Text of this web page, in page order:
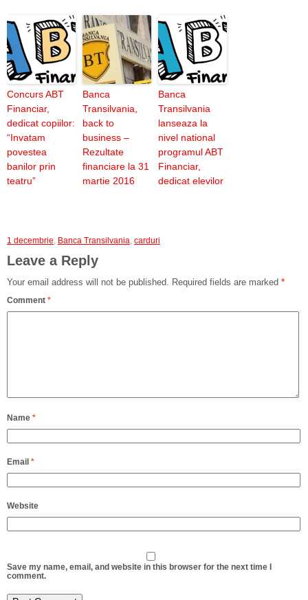
Concurs ABT
Financiar,
dedicat copiilor:
“Invatam
povestea
banilor prin
teatru”
Banca
Transilvania,
back to
business –
Rezultate
financiare la 31
martie 2016
Banca
Transilvania
lanseaza la
nivel national
programul ABT
Financiar,
dedicat elevilor
1 decembrie, Banca Transilvania, carduri
Leave a Reply
Your email address will not be published. Required fields are marked *
Comment *
Name *
Email *
Website
Save my name, email, and website in this browser for the next time I
comment.